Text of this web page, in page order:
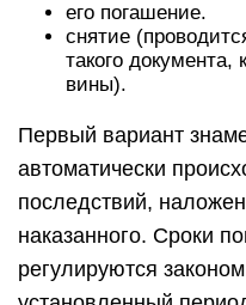
его погашение.
снятие
такого документа,
вины).
Первый вариант
автоматически
последствий,
наказанного. Сроки
регулируются